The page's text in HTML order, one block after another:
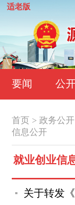
适老版
要闻 公
首页 > 政务公开
信息公开
就业创业信
关于转发